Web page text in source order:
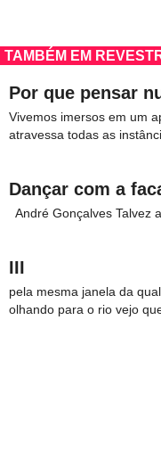
TAMBÉM EM
Por que pensar
Vivemos imersos em um
atravessa todas as
Dançar com a
André Gonçalves Talvez
III
pela mesma janela da
olhando para o rio vejo